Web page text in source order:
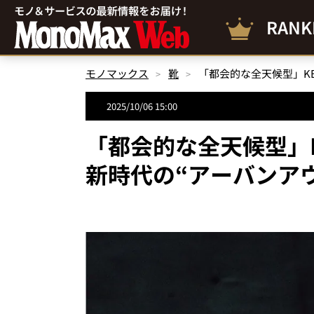
モノマックス 靴
2025/10/06 15:00
「都会的な全天候型
新時代の“アーバンア